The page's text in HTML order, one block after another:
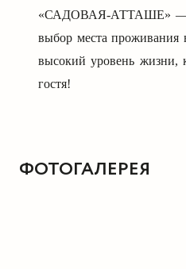
«САДОВАЯ-АТТАШЕ» —
выбор места проживания
высокий уровень жизни,
гостя!
ФОТОГАЛЕРЕЯ